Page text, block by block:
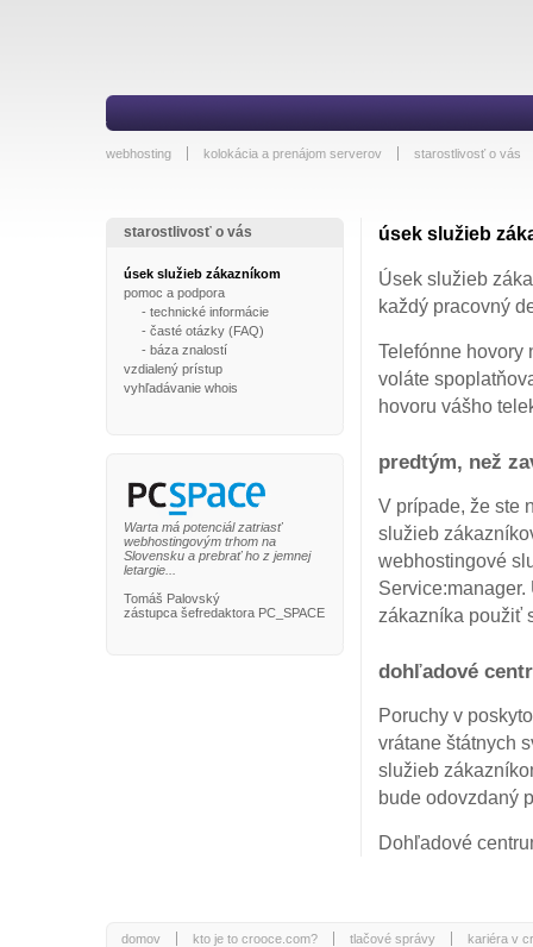
webhosting kolokácia a prenájom serverov starostlivosť o vás
starostlivosť o vás
úsek služieb zákazníkom
pomoc a podpora
- technické informácie
- časté otázky (FAQ)
- báza znalostí
vzdialený prístup
vyhľadávanie whois
Warta má potenciál zatriasť
webhostingovým trhom na
Slovensku a prebrať ho z jemnej
letargie...
Tomáš Palovský
zástupca šefredaktora PC_SPACE
úsek služieb
Úsek služieb
každý pracovný
Telefónne hovory
voláte
hovoru vášho
predtým, než
V prípade, že ste
služieb
webhostingové
zákazníka použiť
dohľadové
Poruchy v
vrátane štátnych
služieb
bude odovzdaný
Dohľadové
domov kto je to crooce.com? tlačové správy kariéra v